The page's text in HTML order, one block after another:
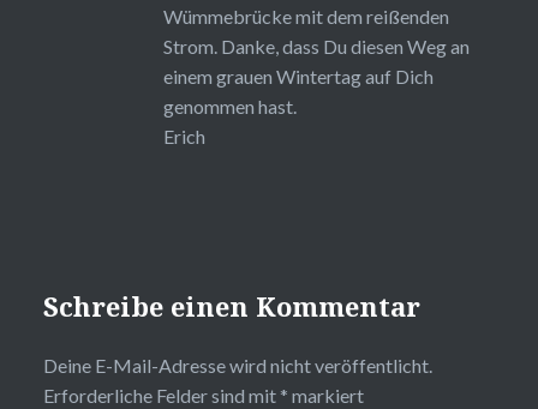
Wümmebrücke mit dem reißenden
Strom. Danke, dass Du diesen Weg an
einem grauen Wintertag auf Dich
genommen hast.
Erich
Schreibe einen Kommentar
Deine E-Mail-Adresse wird nicht veröffentlicht.
Erforderliche Felder sind mit * markiert